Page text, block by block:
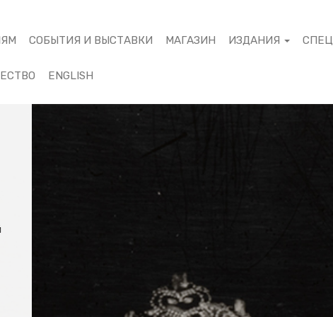
СОБЫТИЯ И ВЫСТАВКИ МАГАЗИН ИЗДАНИЯ
ENGLISH